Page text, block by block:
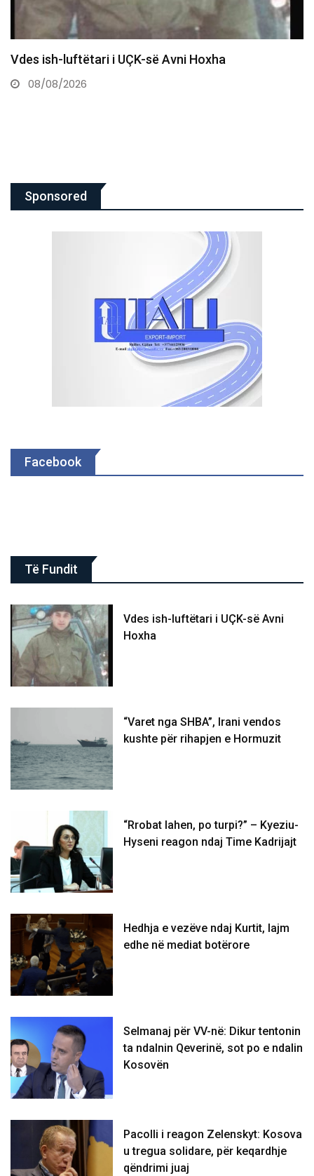
“Varet nga SHBA”, Irani vendos kushte për rihapjen
e Hormuzit
Sponsored
Facebook
Të Fundit
Vdes ish-luftëtari i UÇK-së Avni
Hoxha
“Varet nga SHBA”, Irani vendos
kushte për rihapjen e Hormuzit
“Rrobat lahen, po turpi?” – Kyeziu-
Hyseni reagon ndaj Time Kadrijajt
Hedhja e vezëve ndaj Kurtit, lajm
edhe në mediat botërore
Selmanaj për VV-në: Dikur tentonin
ta ndalnin Qeverinë, sot po e ndalin
Kosovën
Pacolli i reagon Zelenskyt: Kosova
u tregua solidare, për keqardhje
qëndrimi juaj